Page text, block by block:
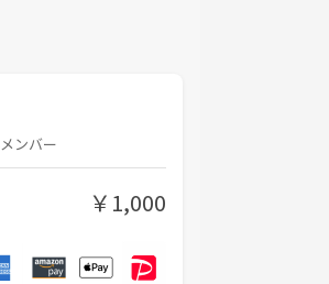
ンバー
￥1,000